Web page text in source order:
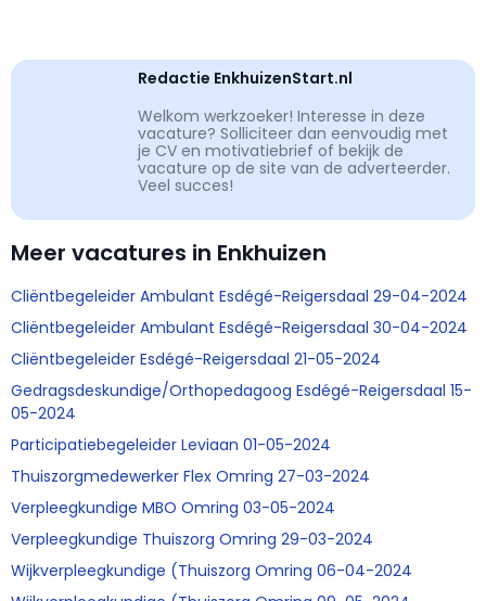
Redactie EnkhuizenStart.nl
Welkom werkzoeker! Interesse in deze
vacature? Solliciteer dan eenvoudig met
je CV en motivatiebrief of bekijk de
vacature op de site van de adverteerder.
Veel succes!
Meer vacatures in Enkhuizen
Cliëntbegeleider Ambulant Esdégé-Reigersdaal 29-04-2024
Cliëntbegeleider Ambulant Esdégé-Reigersdaal 30-04-2024
Cliëntbegeleider Esdégé-Reigersdaal 21-05-2024
Gedragsdeskundige/Orthopedagoog Esdégé-Reigersdaal 15-
05-2024
Participatiebegeleider Leviaan 01-05-2024
Thuiszorgmedewerker Flex Omring 27-03-2024
Verpleegkundige MBO Omring 03-05-2024
Verpleegkundige Thuiszorg Omring 29-03-2024
Wijkverpleegkundige (Thuiszorg Omring 06-04-2024